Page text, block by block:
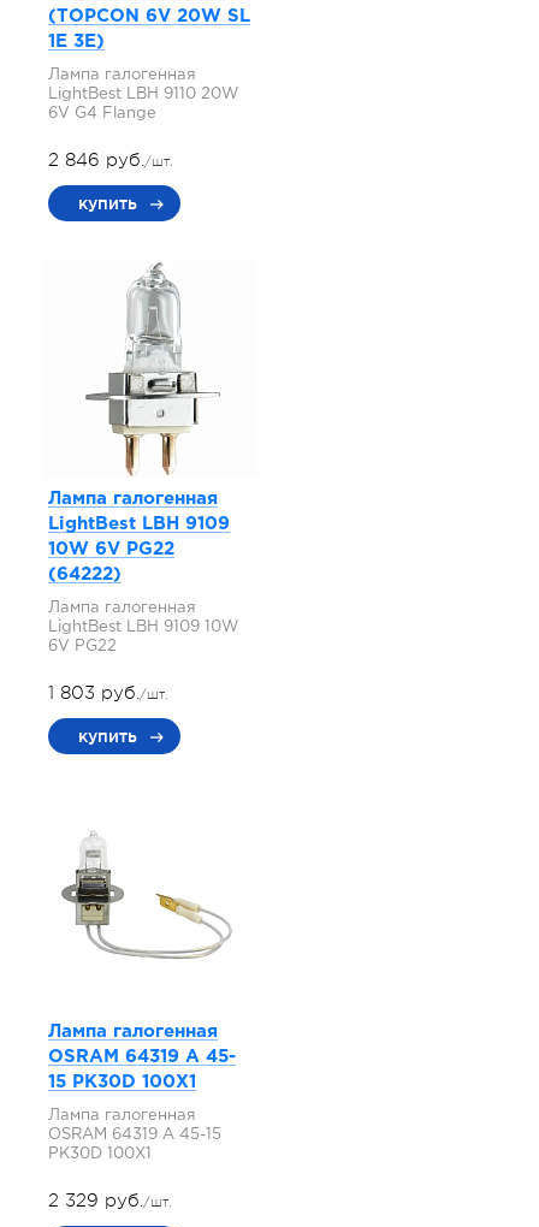
(TOPCON 6V 20W SL
1E 3E)
Лампа галогенная
LightBest LBH 9110 20W
6V G4 Flange
2 846 руб./шт.
купить
Лампа галогенная
LightBest LBH 9109
10W 6V PG22
(64222)
Лампа галогенная
LightBest LBH 9109 10W
6V PG22
1 803 руб./шт.
купить
Лампа галогенная
OSRAM 64319 A 45-
15 PK30D 100X1
Лампа галогенная
OSRAM 64319 A 45-15
PK30D 100X1
2 329 руб./шт.